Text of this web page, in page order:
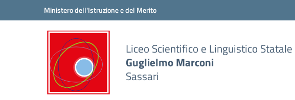
Vai ai contenuti
Vai al menu di navigazioneMinistero dell'Istruzione e del Merito
Liceo Scientifico e Linguistico Statale
Guglielmo Marconi
Sassari